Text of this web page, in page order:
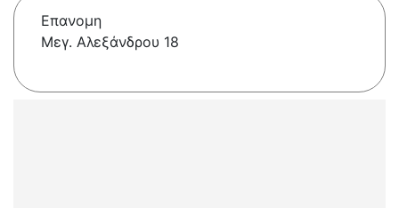
Επανομη
Μεγ. Αλεξάνδρου 18